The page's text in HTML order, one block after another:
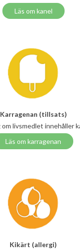
Läs om kanel
Karragenan (tillsats)
livsmedlet innehåller
Läs om karragenan
Kikärt (allergi)